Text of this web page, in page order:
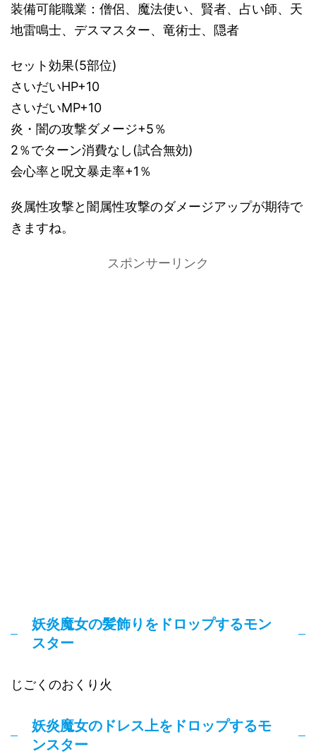
装備可能職業：僧侶、魔法使い、賢者、占い師、天
地雷鳴士、デスマスター、竜術士、隠者
セット効果(5部位)
さいだいHP+10
さいだいMP+10
炎・闇の攻撃ダメージ+5％
2％でターン消費なし(試合無効)
会心率と呪文暴走率+1％
炎属性攻撃と闇属性攻撃のダメージアップが期待で
きますね。
スポンサーリンク
妖炎魔女の髪飾りをドロップするモン
スター
じごくのおくり火
妖炎魔女のドレス上をドロップするモ
ンスター